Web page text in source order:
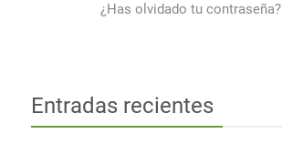
¿Has olvidado tu contraseña?
Entradas recientes